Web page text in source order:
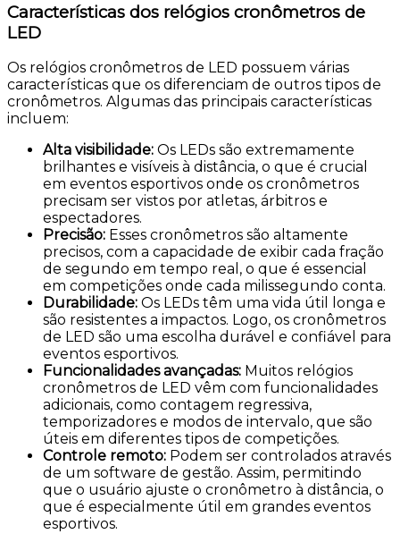
Características dos relógios cronômetros de
LED
Os relógios cronômetros de LED possuem várias
características que os diferenciam de outros tipos de
cronômetros. Algumas das principais características
incluem:
Alta visibilidade: Os LEDs são extremamente
brilhantes e visíveis à distância, o que é crucial
em eventos esportivos onde os cronômetros
precisam ser vistos por atletas, árbitros e
espectadores.
Precisão: Esses cronômetros são altamente
precisos, com a capacidade de exibir cada fração
de segundo em tempo real, o que é essencial
em competições onde cada milissegundo conta.
Durabilidade: Os LEDs têm uma vida útil longa e
são resistentes a impactos. Logo, os cronômetros
de LED são uma escolha durável e confiável para
eventos esportivos.
Funcionalidades avançadas: Muitos relógios
cronômetros de LED vêm com funcionalidades
adicionais, como contagem regressiva,
temporizadores e modos de intervalo, que são
úteis em diferentes tipos de competições.
Controle remoto: Podem ser controlados através
de um software de gestão. Assim, permitindo
que o usuário ajuste o cronômetro à distância, o
que é especialmente útil em grandes eventos
esportivos.